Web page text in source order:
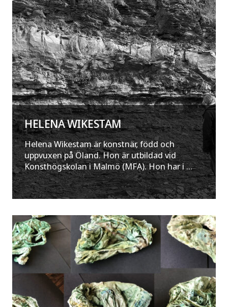
HELENA WIKESTAM
Helena Wikestam är konstnär, född och
uppvuxen på Öland. Hon är utbildad vid
Konsthögskolan i Malmö (MFA). Hon har i ...